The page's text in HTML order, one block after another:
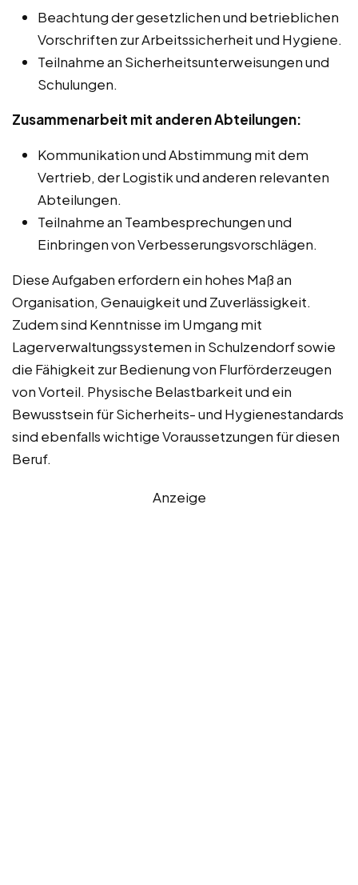
Beachtung der gesetzlichen und betrieblichen
Vorschriften zur Arbeitssicherheit und Hygiene.
Teilnahme an Sicherheitsunterweisungen und
Schulungen.
Zusammenarbeit mit anderen Abteilungen:
Kommunikation und Abstimmung mit dem
Vertrieb, der Logistik und anderen relevanten
Abteilungen.
Teilnahme an Teambesprechungen und
Einbringen von Verbesserungsvorschlägen.
Diese Aufgaben erfordern ein hohes Maß an
Organisation, Genauigkeit und Zuverlässigkeit.
Zudem sind Kenntnisse im Umgang mit
Lagerverwaltungssystemen in Schulzendorf sowie
die Fähigkeit zur Bedienung von Flurförderzeugen
von Vorteil. Physische Belastbarkeit und ein
Bewusstsein für Sicherheits- und Hygienestandards
sind ebenfalls wichtige Voraussetzungen für diesen
Beruf.
Anzeige